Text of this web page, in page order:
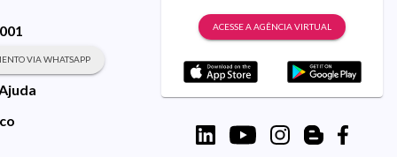
VIA WHATSAPP
ACESSE A AGÊNCIA VIRTUAL